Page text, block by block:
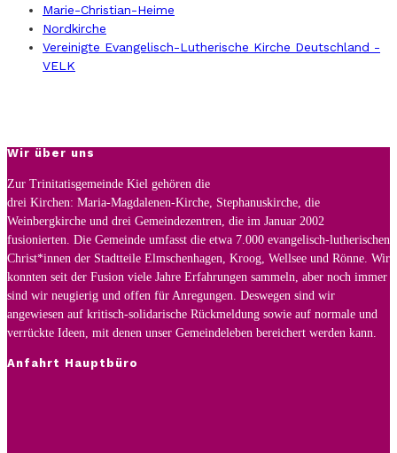
Marie-Christian-Heime
Nordkirche
Vereinigte Evangelisch-Lutherische Kirche Deutschland -
VELK
Wir über uns
Zur Trinitatisgemeinde Kiel gehören die
drei Kirchen: Maria-Magdalenen-Kirche, Stephanuskirche, die
Weinbergkirche und drei Gemeindezentren, die im Januar 2002
fusionierten. Die Gemeinde umfasst die etwa 7.000 evangelisch-lutherischen
Christ*innen der Stadtteile Elmschenhagen, Kroog, Wellsee und Rönne. Wir
konnten seit der Fusion viele Jahre Erfahrungen sammeln, aber noch immer
sind wir neugierig und offen für Anregungen. Deswegen sind wir
angewiesen auf kritisch-solidarische Rückmeldung sowie auf normale und
verrückte Ideen, mit denen unser Gemeindeleben bereichert werden kann.
Anfahrt Hauptbüro